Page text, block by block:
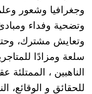
وجغرافيا وشعور
وتضحية وفداء
وتعايش مشترك،
سلعة ومزادًا
الناهبين ، الممتلئة
للحقائق و الوقائع،